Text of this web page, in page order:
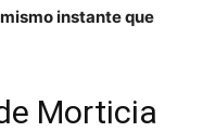
instante que
Morticia